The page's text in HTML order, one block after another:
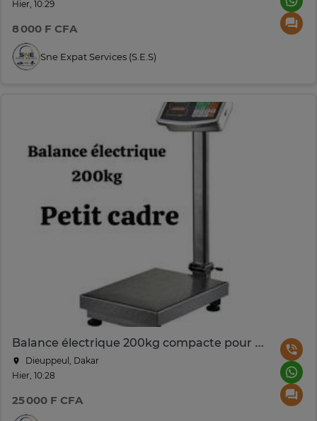
Hier, 10:29
8 000 F CFA
Sne Expat Services (S.e.s)
Balance électrique 200kg compacte pour usage pro
Dieuppeul, Dakar
Hier, 10:28
25 000 F CFA